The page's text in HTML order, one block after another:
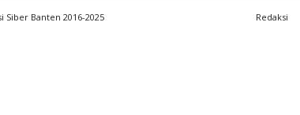
Redaksi
Siber Banten 2016-2025